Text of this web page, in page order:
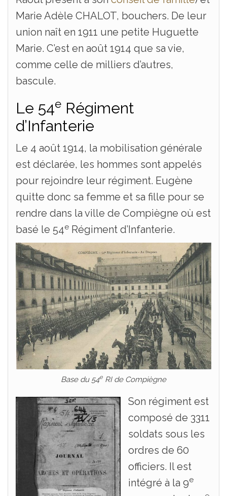
Marie Adèle CHALOT, bouchers. De leur
union naît en 1911 une petite Huguette
Marie. C’est en août 1914 que sa vie,
comme celle de milliers d’autres,
bascule.
Le 54e Régiment
d’Infanterie
Le 4 août 1914, la mobilisation générale
est déclarée, les hommes sont appelés
pour rejoindre leur régiment. Eugène
quitte donc sa femme et sa fille pour se
rendre dans la ville de Compiègne où est
basé le 54e Régiment d’Infanterie.
Base du 54e RI de Compiègne
Son régiment est
composé de 3311
soldats sous les
ordres de 60
officiers. Il est
intégré à la 9e